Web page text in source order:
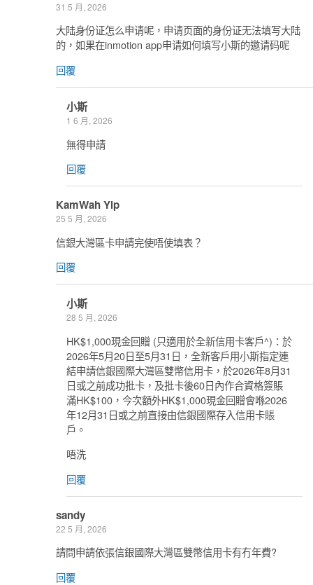
31 5 月, 2026
大陆身份证怎么申请呢，申请页面的身份证无法填写大陆
的，如果在inmotion app申请如何填写小斯的邀请码呢
回覆
小斯
1 6 月, 2026
無得申請
回覆
KamWah Yip
25 5 月, 2026
信銀大灣區卡申請完使唔使填表？
回覆
小斯
28 5 月, 2026
HK$1,000現金回贈 (只適用於全新信用卡客戶^)：於
2026年5月20日至5月31日，全新客戶用小斯指定連
結申請信銀國際大灣區雙幣信用卡，於2026年8月31
日或之前成功批卡，及批卡後60日內作合資格簽賬
滿HK$100，今次額外HK$1,000現金回贈會喺2026
年12月31日或之前直接由信銀國際存入信用卡賬
戶。
唔洗
回覆
sandy
22 5 月, 2026
請問申請依張信銀國際大灣區雙幣信用卡有冇年費?
回覆